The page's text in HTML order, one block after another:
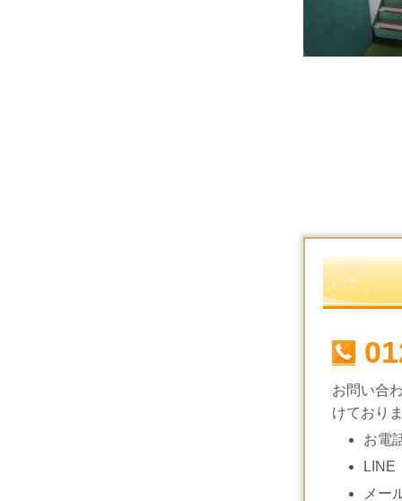
お問い合
けており
お電
LINE
メー